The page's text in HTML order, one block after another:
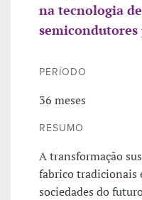
na tecnologia
semicondutores
PERÍODO
36 meses
RESUMO
A transformação
fabrico tradicionais
sociedades do